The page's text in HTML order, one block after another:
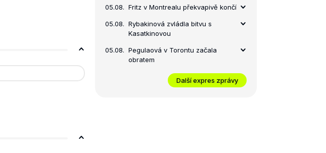
05.08. Fritz v Montrealu překvapivě končí
05.08. Rybakinová zvládla bitvu s
Kasatkinovou
05.08. Pegulaová v Torontu začala
obratem
Další expres zprávy